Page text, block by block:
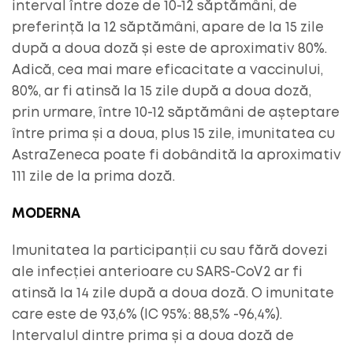
interval între doze de 10-12 săptămâni, de
preferință la 12 săptămâni, apare de la 15 zile
după a doua doză și este de aproximativ 80%.
Adică, cea mai mare eficacitate a vaccinului,
80%, ar fi atinsă la 15 zile după a doua doză,
prin urmare, între 10-12 săptămâni de așteptare
între prima și a doua, plus 15 zile, imunitatea cu
AstraZeneca poate fi dobândită la aproximativ
111 zile de la prima doză.
MODERNA
Imunitatea la participanții cu sau fără dovezi
ale infecției anterioare cu SARS-CoV2 ar fi
atinsă la 14 zile după a doua doză. O imunitate
care este de 93,6% (IC 95%: 88,5% -96,4%).
Intervalul dintre prima și a doua doză de